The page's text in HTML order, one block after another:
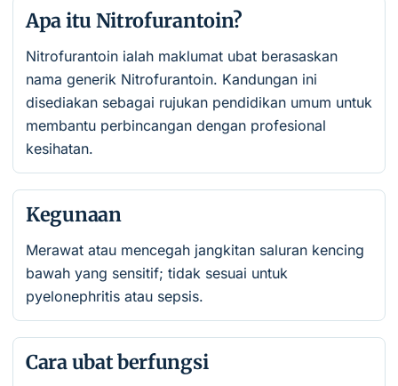
Apa itu Nitrofurantoin?
Nitrofurantoin ialah maklumat ubat berasaskan
nama generik Nitrofurantoin. Kandungan ini
disediakan sebagai rujukan pendidikan umum untuk
membantu perbincangan dengan profesional
kesihatan.
Kegunaan
Merawat atau mencegah jangkitan saluran kencing
bawah yang sensitif; tidak sesuai untuk
pyelonephritis atau sepsis.
Cara ubat berfungsi